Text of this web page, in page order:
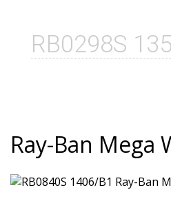
RB0298S
Ray-Ban Mega